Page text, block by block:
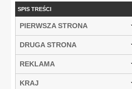
SPIS TREŚCI
PIERWSZA STRONA
DRUGA STRONA
REKLAMA
KRAJ